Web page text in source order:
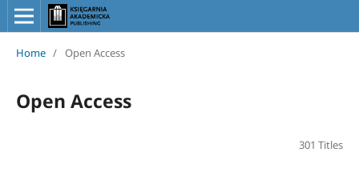
Home / Open Access
Open Access
301 Titles